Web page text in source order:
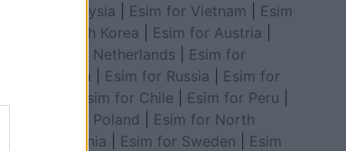
for Malaysia
Esim for Vietnam
Esim
for South Korea
Esim for Austria
Esim for Netherlands
Esim for
Australia
Esim for Russia
Esim for
Esim for Chile Esim for Peru
Esim for Poland
Esim for North
Macedonia
Esim for Sweden
Esim